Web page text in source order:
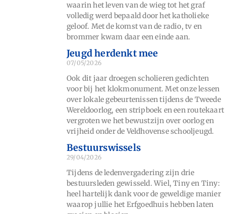
waarin het leven van de wieg tot het graf
volledig werd bepaald door het katholieke
geloof. Met de komst van de radio, tv en
brommer kwam daar een einde aan.
Jeugd herdenkt mee
07/05/2026
Ook dit jaar droegen scholieren gedichten
voor bij het klokmonument. Met onze lessen
over lokale gebeurtenissen tijdens de Tweede
Wereldoorlog, een stripboek en een routekaart
vergroten we het bewustzijn over oorlog en
vrijheid onder de Veldhovense schooljeugd.
Bestuurswissels
29/04/2026
Tijdens de ledenvergadering zijn drie
bestuursleden gewisseld. Wiel, Tiny en Tiny:
heel hartelijk dank voor de geweldige manier
waarop jullie het Erfgoedhuis hebben laten